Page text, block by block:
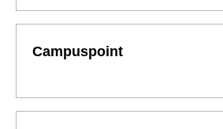
Campuspoint